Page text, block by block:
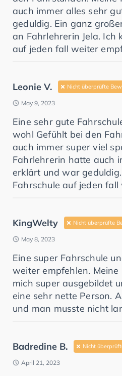
auch immer alles sehr
geduldig. Ein ganz
an Fahrlehrerin Jela. Ich
auf jeden fall weiter
Leonie V. Nicht überprüfte
May 9, 2023
Eine sehr gute
wohl Gefühlt bei den
auch immer super viel
Fahrlehrerin hatte auch
erklärt und war
Fahrschule auf jeden
KingWelty Nicht überprüfte
May 8, 2023
Eine super Fahrschule
weiter empfehlen. Meine
mich super ausgebildet
eine sehr nette Person.
und man musste nicht
Badredine B. Nicht
April 21, 2023